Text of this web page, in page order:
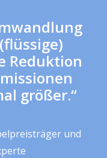
Reduktion
größer.“
und